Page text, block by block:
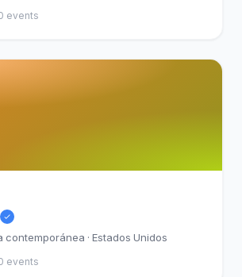
events
· Estados Unidos
events